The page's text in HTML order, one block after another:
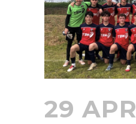
29 APR